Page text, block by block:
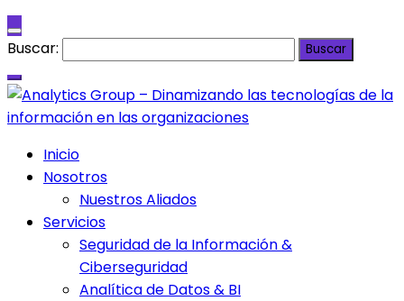
Buscar:
Inicio
Nosotros
Nuestros Aliados
Servicios
Seguridad de la Información &
Ciberseguridad
Analítica de Datos & BI